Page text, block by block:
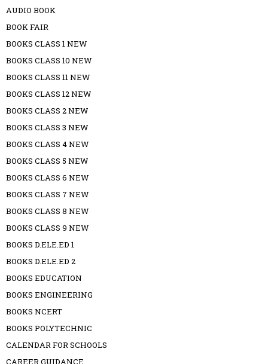
AUDIO BOOK
BOOK FAIR
BOOKS CLASS 1 NEW
BOOKS CLASS 10 NEW
BOOKS CLASS 11 NEW
BOOKS CLASS 12 NEW
BOOKS CLASS 2 NEW
BOOKS CLASS 3 NEW
BOOKS CLASS 4 NEW
BOOKS CLASS 5 NEW
BOOKS CLASS 6 NEW
BOOKS CLASS 7 NEW
BOOKS CLASS 8 NEW
BOOKS CLASS 9 NEW
BOOKS D.ELE.ED 1
BOOKS D.ELE.ED 2
BOOKS EDUCATION
BOOKS ENGINEERING
BOOKS NCERT
BOOKS POLYTECHNIC
CALENDAR FOR SCHOOLS
CAREER GUIDANCE